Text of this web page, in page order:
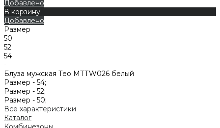
Добавлено
В корзину
Добавлено
Размер
50
52
54
-
Блуза мужская Тео MТТW026 белый
Размер - 54;
Размер - 52;
Размер - 50;
Все характеристики
Каталог